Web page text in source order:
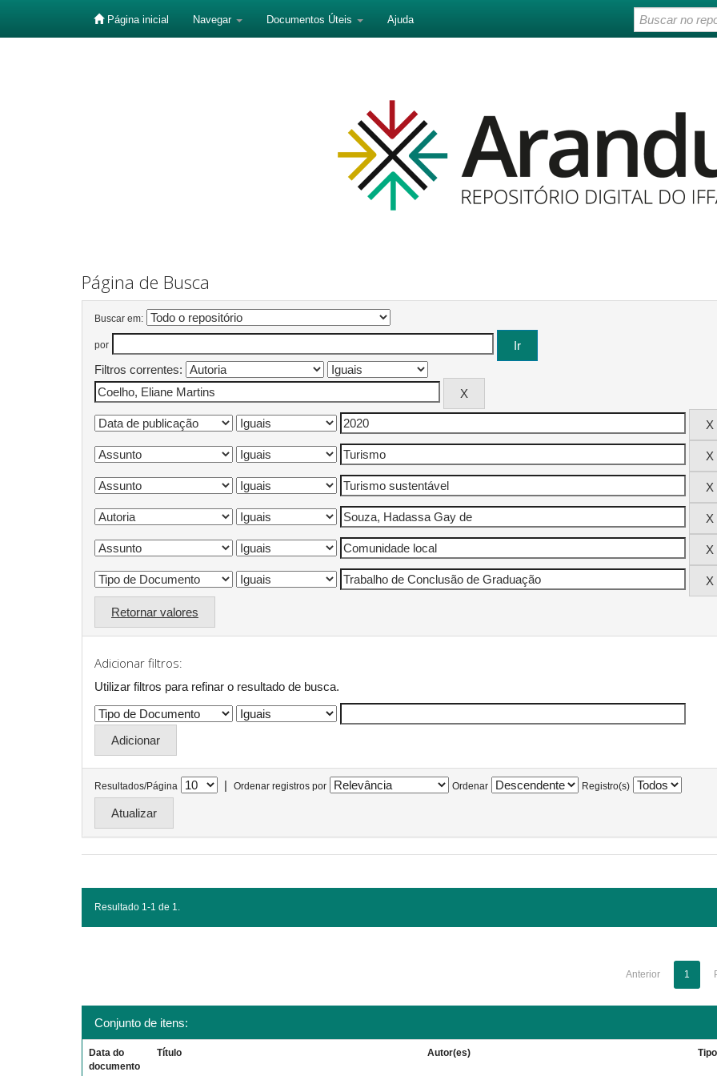
Página inicial Navegar Documentos Úteis Ajuda
Página de Busca
Buscar em:
por
Filtros correntes:
Retornar valores
Adicionar filtros:
Utilizar filtros para refinar o resultado de busca.
Resultados/Página | Ordenar registros por Ordenar Registro(s)
Resultado 1-1 de 1.
Anterior 1
Conjunto de itens:
Data do
documento
Título Autor(es) Tipo